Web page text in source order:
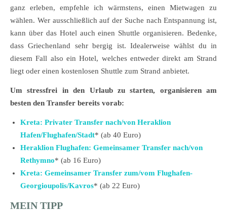
ganz erleben, empfehle ich wärmstens, einen Mietwagen zu
wählen. Wer ausschließlich auf der Suche nach Entspannung ist,
kann über das Hotel auch einen Shuttle organisieren. Bedenke,
dass Griechenland sehr bergig ist. Idealerweise wählst du in
diesem Fall also ein Hotel, welches entweder direkt am Strand
liegt oder einen kostenlosen Shuttle zum Strand anbietet.
Um stressfrei in den Urlaub zu starten, organisieren am
besten den Transfer bereits vorab:
Kreta: Privater Transfer nach/von Heraklion
Hafen/Flughafen/Stadt* (ab 40 Euro)
Heraklion Flughafen: Gemeinsamer Transfer nach/von
Rethymno* (ab 16 Euro)
Kreta: Gemeinsamer Transfer zum/vom Flughafen-
Georgioupolis/Kavros* (ab 22 Euro)
MEIN TIPP